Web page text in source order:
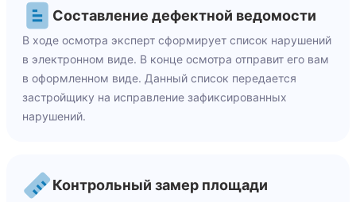
Составление дефектной ведомости
В ходе осмотра эксперт сформирует список нарушений
в электронном виде. В конце осмотра отправит его вам
в оформленном виде. Данный список передается
застройщику на исправление зафиксированных
нарушений.
Контрольный замер площади